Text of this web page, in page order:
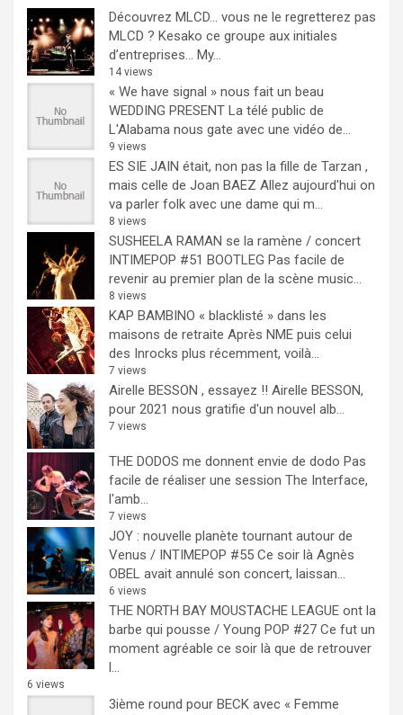
Découvrez MLCD… vous ne le regretterez pas
MLCD ? Kesako ce groupe aux initiales
d’entreprises… My...
14 views
« We have signal » nous fait un beau
WEDDING PRESENT La télé public de
L'Alabama nous gate avec une vidéo de...
9 views
ES SIE JAIN était, non pas la fille de Tarzan ,
mais celle de Joan BAEZ Allez aujourd'hui on
va parler folk avec une dame qui m...
8 views
SUSHEELA RAMAN se la ramène / concert
INTIMEPOP #51 BOOTLEG Pas facile de
revenir au premier plan de la scène music...
8 views
KAP BAMBINO « blacklisté » dans les
maisons de retraite Après NME puis celui
des Inrocks plus récemment, voilà...
7 views
Airelle BESSON , essayez !! Airelle BESSON,
pour 2021 nous gratifie d'un nouvel alb...
7 views
THE DODOS me donnent envie de dodo Pas
facile de réaliser une session The Interface,
l'amb...
7 views
JOY : nouvelle planète tournant autour de
Venus / INTIMEPOP #55 Ce soir là Agnès
OBEL avait annulé son concert, laissan...
6 views
THE NORTH BAY MOUSTACHE LEAGUE ont la
barbe qui pousse / Young POP #27 Ce fut un
moment agréable ce soir là que de retrouver
l...
6 views
3ième round pour BECK avec « Femme